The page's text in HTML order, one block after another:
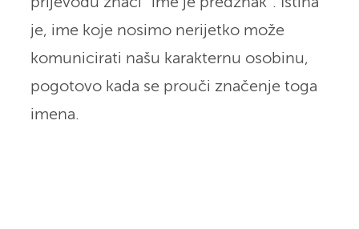
je, ime koje nosimo nerijetko može
komunicirati našu karakternu osobinu,
pogotovo kada se prouči značenje toga
imena.